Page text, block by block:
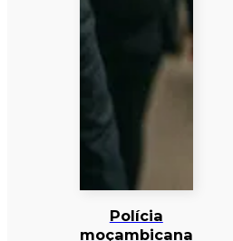
Polícia
moçambicana